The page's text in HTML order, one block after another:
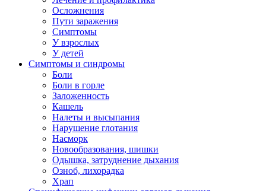
Осложнения
Пути заражения
Симптомы
У взрослых
У детей
Симптомы и синдромы
Боли
Боли в горле
Заложенность
Кашель
Налеты и высыпания
Нарушение глотания
Насморк
Новообразования, шишки
Одышка, затруднение дыхания
Озноб, лихорадка
Храп